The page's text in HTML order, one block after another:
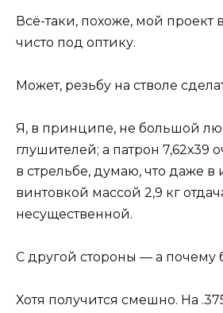
Всё-таки, похоже, мой проект
чисто под оптику.
Может, резьбу на стволе
Я, в принципе, не большой
глушителей; а патрон 7,62х39
в стрельбе, думаю, что даже
винтовкой массой 2,9 кг
несущественной.
С другой стороны — а почему
Хотя получится смешно. На